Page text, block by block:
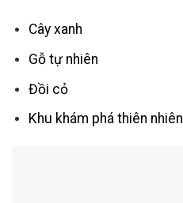
Cây xanh
Gỗ tự nhiên
Đồi cỏ
Khu khám phá thiên nhiên